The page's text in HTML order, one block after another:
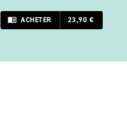
menu_book ACHETER 23,90 €